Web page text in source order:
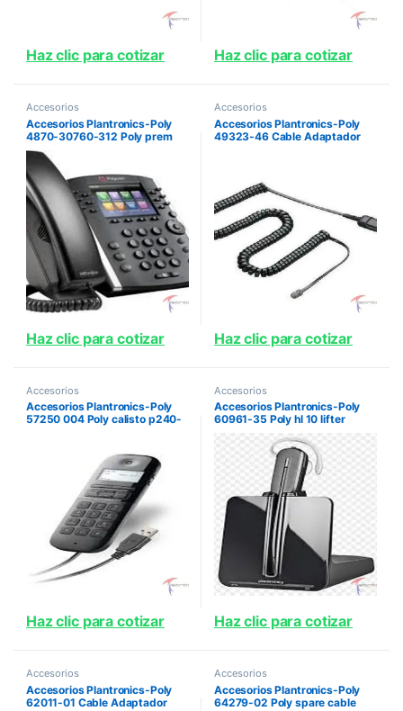
Haz clic para cotizar Haz clic para cotizar
Accesorios
Accesorios Plantronics-Poly
4870-30760-312 Poly prem
poly tc8
Haz clic para cotizar
Accesorios
Accesorios Plantronics-Poly
49323-46 Cable Adaptador
Haz clic para cotizar
Accesorios
Accesorios Plantronics-Poly
57250 004 Poly calisto p240-
Haz clic para cotizar
Accesorios
Accesorios Plantronics-Poly
60961-35 Poly hl 10 lifter
Haz clic para cotizar
Accesorios
Accesorios Plantronics-Poly
62011-01 Cable Adaptador
Accesorios
Accesorios Plantronics-Poly
64279-02 Poly spare cable